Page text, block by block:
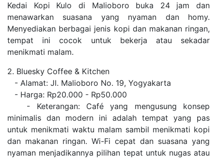
Kedai Kopi Kulo di Malioboro buka 24 jam dan
menawarkan suasana yang nyaman dan homy.
Menyediakan berbagai jenis kopi dan makanan ringan,
tempat ini cocok untuk bekerja atau sekadar
menikmati malam.
2. Bluesky Coffee & Kitchen
- Alamat: Jl. Malioboro No. 19, Yogyakarta
- Harga: Rp20.000 - Rp50.000
- Keterangan: Café yang mengusung konsep
minimalis dan modern ini adalah tempat yang pas
untuk menikmati waktu malam sambil menikmati kopi
dan makanan ringan. Wi-Fi cepat dan suasana yang
nyaman menjadikannya pilihan tepat untuk nugas atau